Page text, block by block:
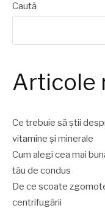
Caută
Articole
Ce trebuie să știi
vitamine și minerale
Cum alegi cea mai
tău de condus
De ce scoate
centrifugării